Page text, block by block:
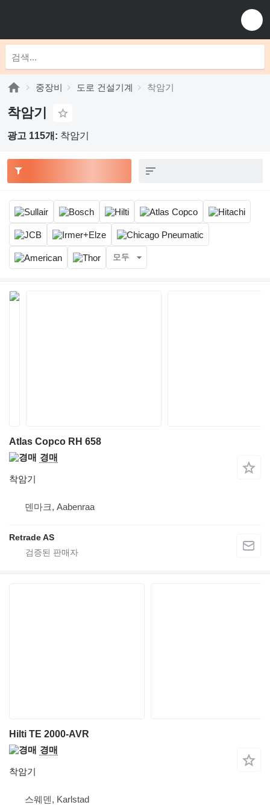
중장비 도로 건설기계 착암기
착암기
광고 115개: 착암기
모두
Atlas Copco RH 658
경매
착암기
덴마크, Aabenraa
Retrade AS
Hilti TE 2000-AVR
경매
착암기
스웨덴, Karlstad